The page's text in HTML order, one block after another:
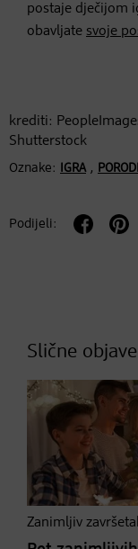
postaje dječijom
obavljate svoje
krediti:
Shutterstock
Oznake: IGRA,
Podijeli:
Slične objave
Zanimljiv